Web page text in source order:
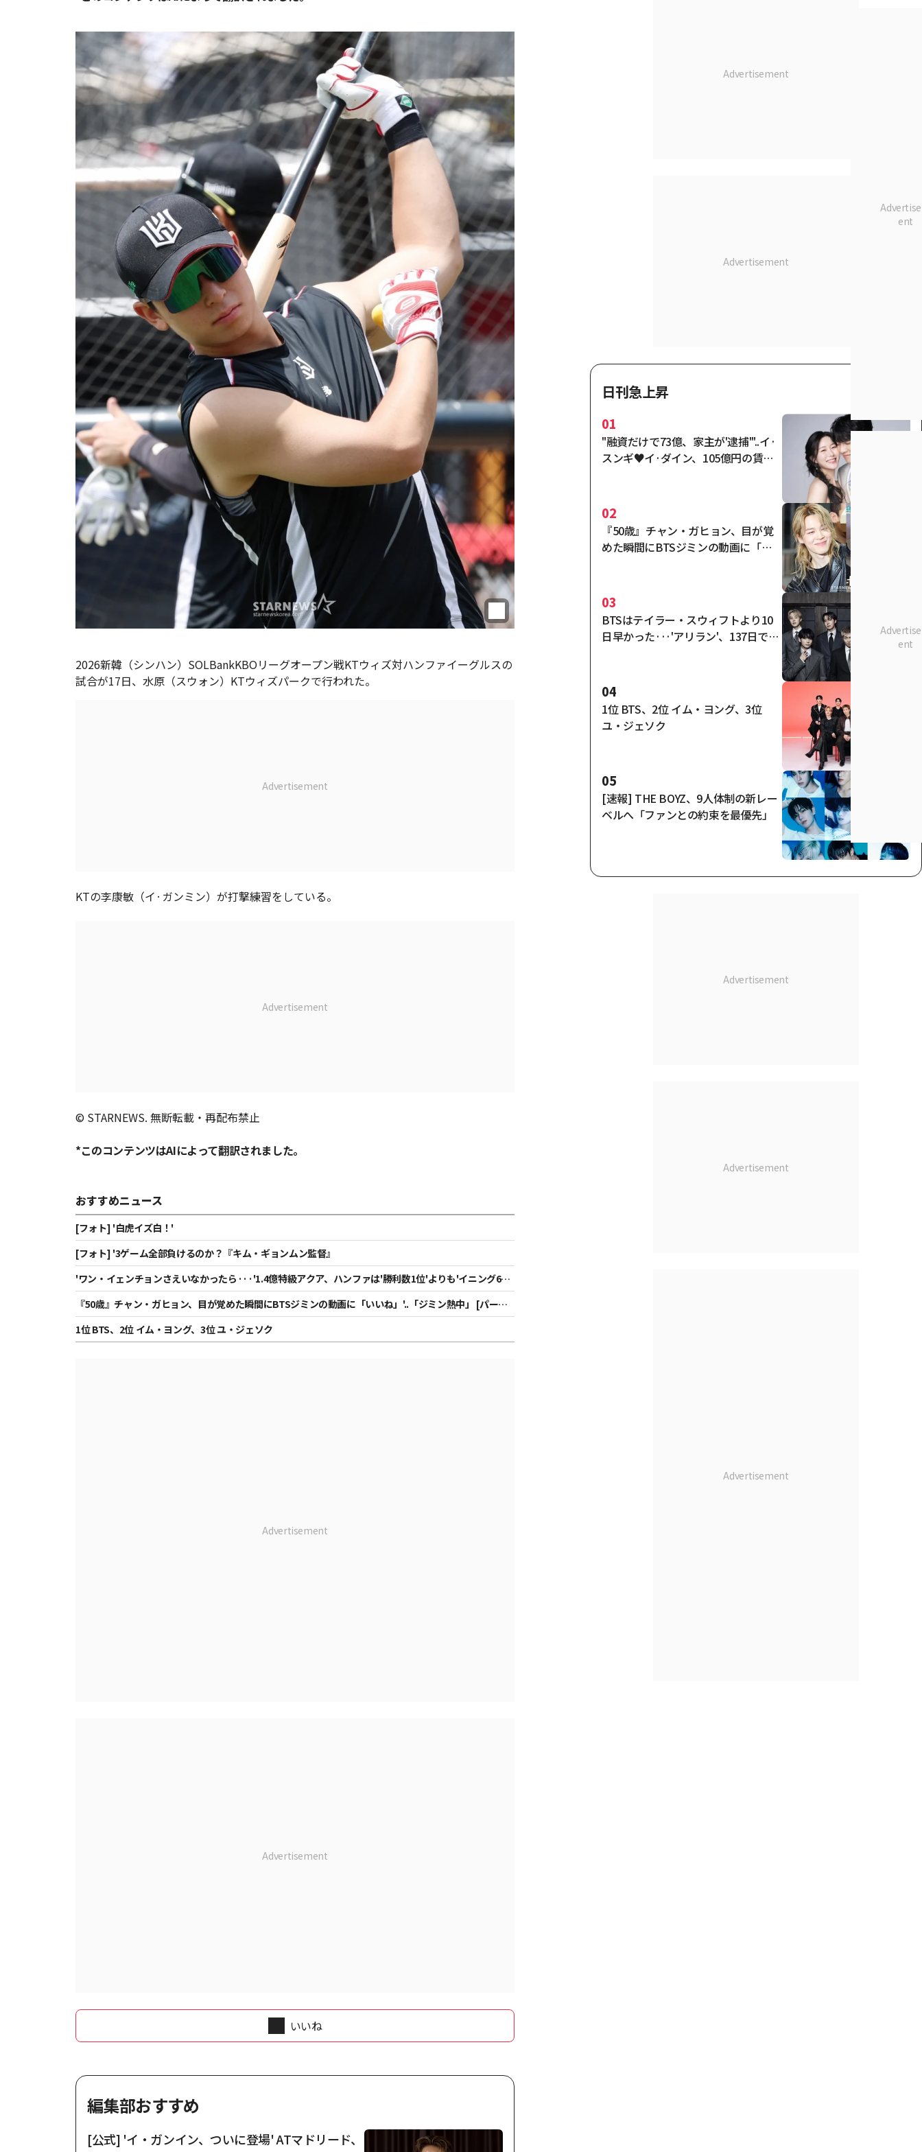
2026新韓（シンハン）SOLBankKBOリーグオープン戦KTウィズ対ハンファイーグルスの
試合が17日、水原（スウォン）KTウィズパークで行われた。
KTの李康敏（イ·ガンミン）が打撃練習をしている。
© STARNEWS. 無断転載・再配布禁止
*このコンテンツはAIによって翻訳されました。
おすすめニュース
[フォト] '白虎イズ白！'
[フォト] '3ゲーム全部負けるのか？『キム・ギョンムン監督』
'ワン・イェンチョンさえいなかったら···'1.4億特級アクア、ハンファは'勝利数1位'よりも'イニング6
位'がもっとありがたい
『50歳』チャン・ガヒョン、目が覚めた瞬間にBTSジミンの動画に「いいね」'..「ジミン熱中」 [パーフ
ェクトライフ★バムTView]
1位 BTS、2位 イム・ヨング、3位 ユ・ジェソク
いいね
日刊急上昇
01
"融資だけで73億、家主が'逮捕'"..イ·
スンギ♥イ·ダイン、105億円の賃貸
02
『50歳』チャン・ガヒョン、目が覚
めた瞬間にBTSジミンの動画に「い
03
BTSはテイラー・スウィフトより10
日早かった···'アリラン'、137日で40
04
1位 BTS、2位 イム・ヨング、3位
ユ・ジェソク
05
[速報] THE BOYZ、9人体制の新レー
ベルへ「ファンとの約束を最優先」
編集部おすすめ
[公式] 'イ・ガンイン、ついに登場' ATマドリード、